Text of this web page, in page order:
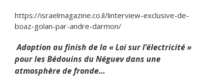
https://israelmagazine.co.il/linterview-exclusive-de-
boaz-golan-par-andre-darmon/
Adoption au finish de la « Loi sur l’électricité »
pour les Bédouins du Néguev dans une
atmosphère de fronde…